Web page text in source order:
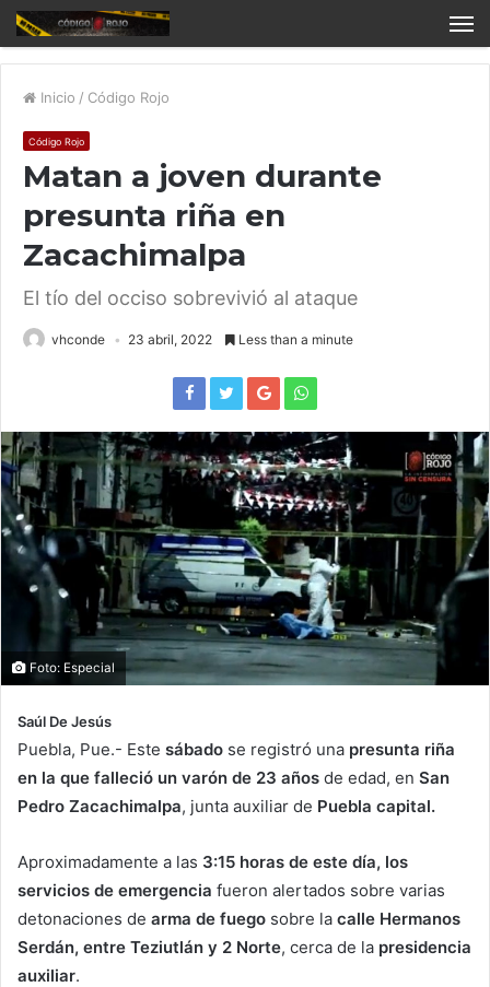
Inicio / Código Rojo
Código Rojo
Matan a joven durante
presunta riña en
Zacachimalpa
El tío del occiso sobrevivió al ataque
vhconde 23 abril, 2022 Less than a minute
Foto: Especial
Saúl De Jesús
Puebla, Pue.- Este sábado se registró una presunta riña
en la que falleció un varón de 23 años de edad, en San
Pedro Zacachimalpa, junta auxiliar de Puebla capital.
Aproximadamente a las 3:15 horas de este día, los
servicios de emergencia fueron alertados sobre varias
detonaciones de arma de fuego sobre la calle Hermanos
Serdán, entre Teziutlán y 2 Norte, cerca de la presidencia
auxiliar.